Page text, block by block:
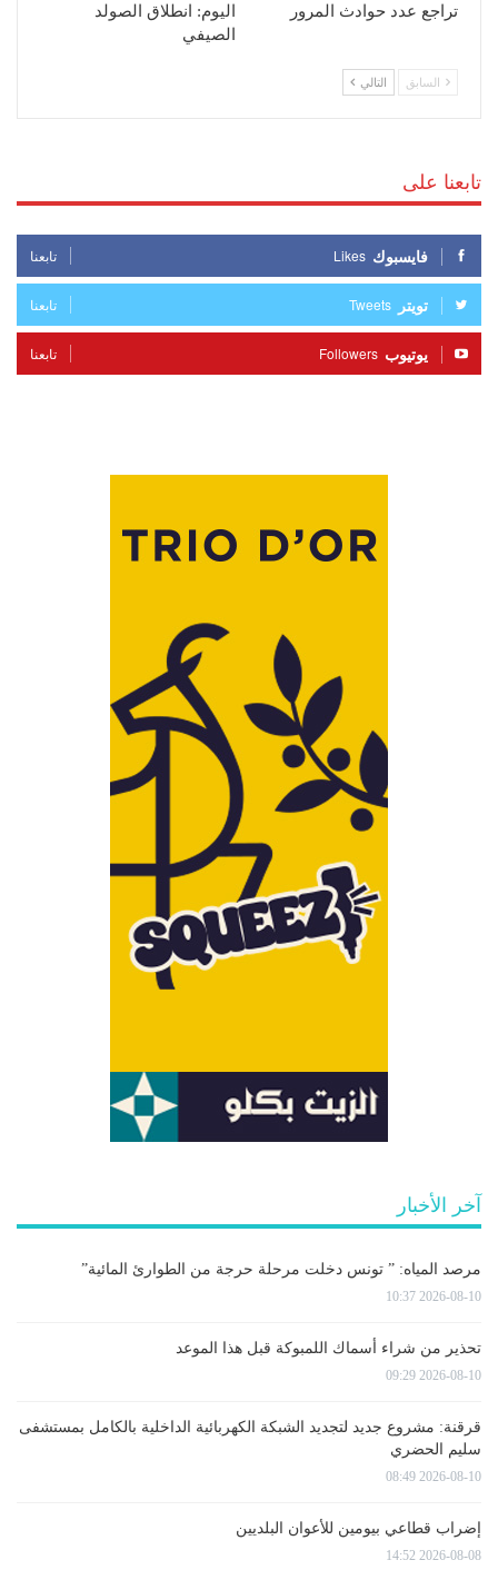
تراجع عدد حوادث المرور
اليوم: انطلاق الصولد
الصيفي
السابق التالي
تابعنا على
فايسبوك Likes تابعنا
تويتر Tweets تابعنا
يوتيوب Followers تابعنا
آخر الأخبار
مرصد المياه: ” تونس دخلت مرحلة حرجة من الطوارئ المائية”
2026-08-10 10:37
تحذير من شراء أسماك اللمبوكة قبل هذا الموعد
2026-08-10 09:29
قرقنة: مشروع جديد لتجديد الشبكة الكهربائية الداخلية بالكامل بمستشفى
سليم الحضري
2026-08-10 08:49
إضراب قطاعي بيومين للأعوان البلديين
2026-08-08 14:52